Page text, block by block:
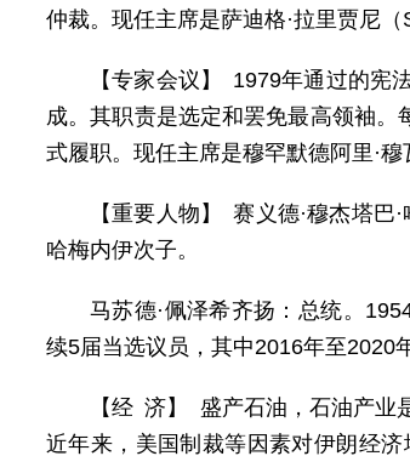
仲裁。现任主席是萨迪格·拉里贾尼（
【专家会议】 1979年通过的宪
成。其职责是选定和罢免最高领袖
式履职。现任主席是穆罕默德阿里·
【重要人物】 赛义德·穆杰塔
哈梅内伊次子。
马苏德·佩泽希齐扬：总统。
续5届当选议员，其中2016年至2020
【经 济】 盛产石油，石油产业
近年来，美国制裁等因素对伊朗经